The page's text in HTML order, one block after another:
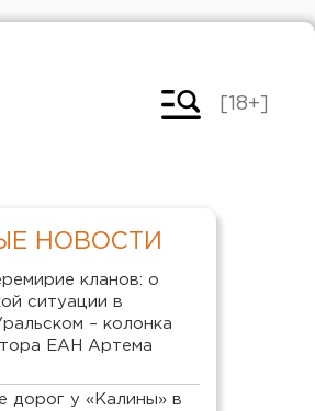
[18+]
НОВОСТИ
кланов: о
ситуации в
– колонка
ЕАН Артема
дорог у «Калины» в